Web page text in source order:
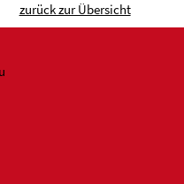
zurück zur Übersicht